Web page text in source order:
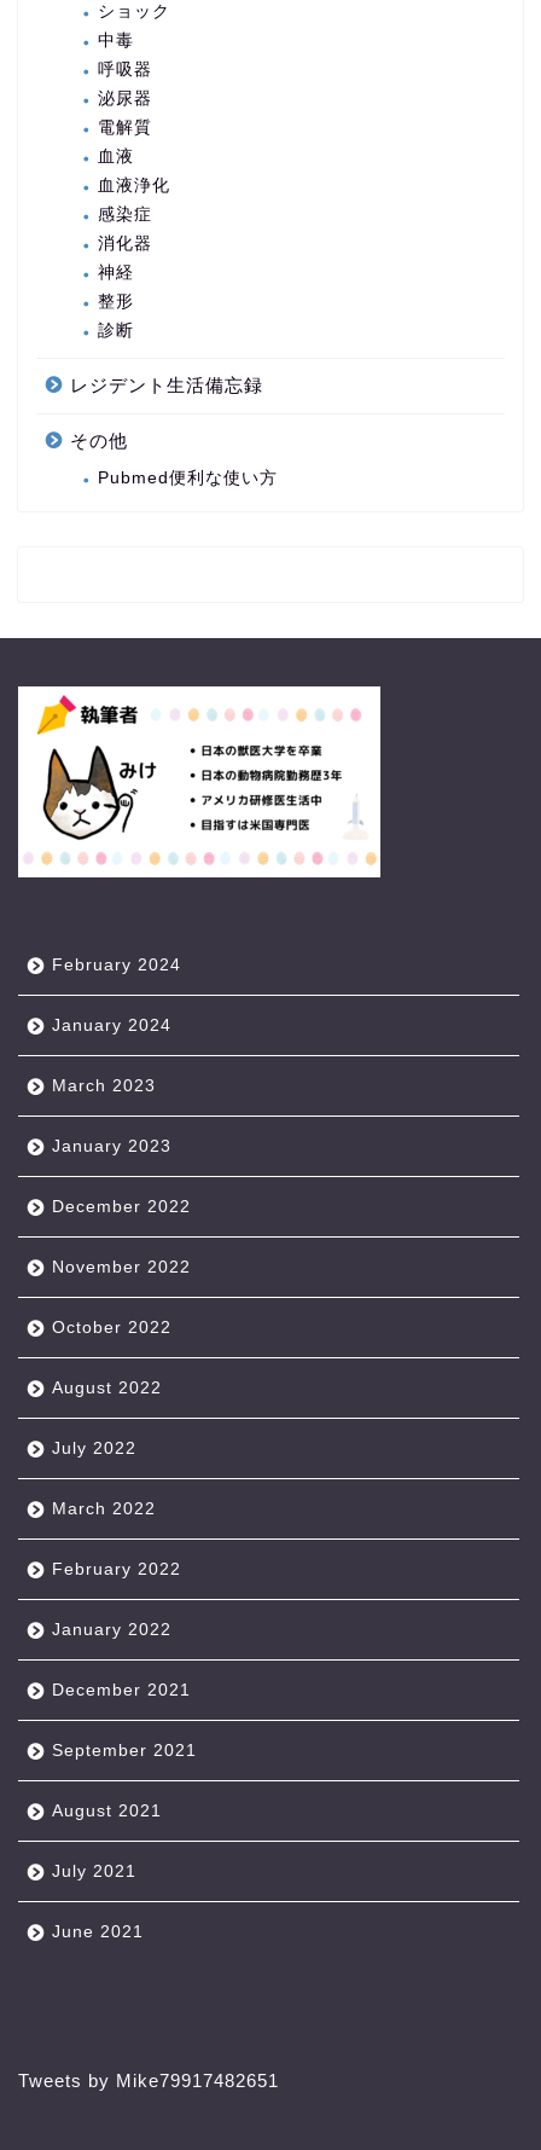
ショック
中毒
呼吸器
泌尿器
電解質
血液
血液浄化
感染症
消化器
神経
整形
診断
レジデント生活備忘録
その他
Pubmed便利な使い方
February 2024
January 2024
March 2023
January 2023
December 2022
November 2022
October 2022
August 2022
July 2022
March 2022
February 2022
January 2022
December 2021
September 2021
August 2021
July 2021
June 2021
Tweets by Mike79917482651